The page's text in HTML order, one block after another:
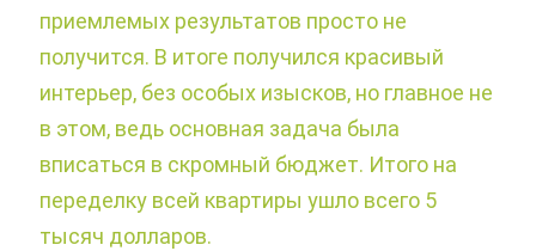
приемлемых результатов просто не
получится. В итоге получился красивый
интерьер, без особых изысков, но главное не
в этом, ведь основная задача была
вписаться в скромный бюджет. Итого на
переделку всей квартиры ушло всего 5
тысяч долларов.